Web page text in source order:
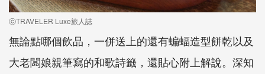
ⓒTRAVELER Luxe旅人誌
無論點哪個飲品，一併送上的還有蝙蝠造型餅乾以及
大老闆娘親筆寫的和歌詩籤，還貼心附上解說。深知